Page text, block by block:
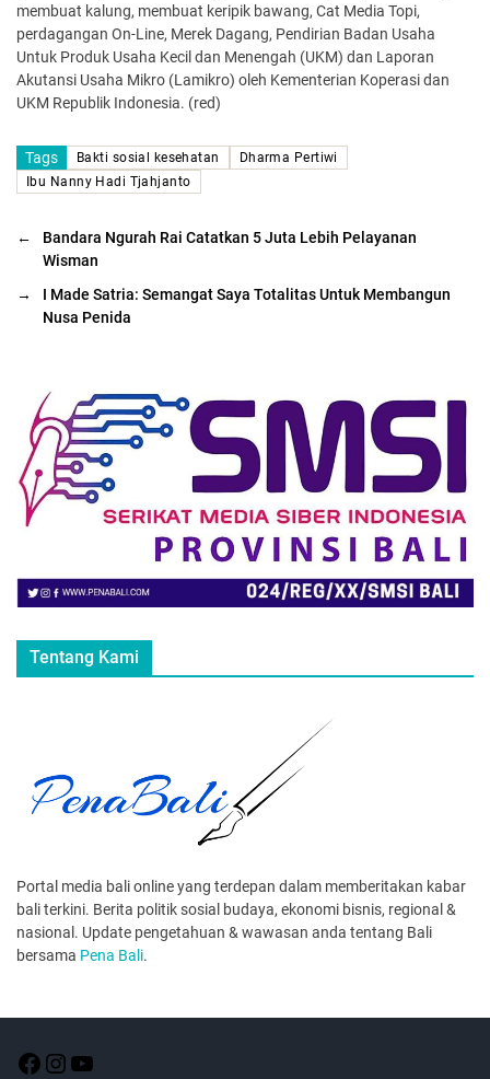
membuat kalung, membuat keripik bawang, Cat Media Topi,
perdagangan On-Line, Merek Dagang, Pendirian Badan Usaha
Untuk Produk Usaha Kecil dan Menengah (UKM) dan Laporan
Akutansi Usaha Mikro (Lamikro) oleh Kementerian Koperasi dan
UKM Republik Indonesia. (red)
Tags Bakti sosial kesehatan
Dharma Pertiwi
Ibu Nanny Hadi Tjahjanto
←
Bandara Ngurah Rai Catatkan 5 Juta Lebih Pelayanan
Wisman
→
I Made Satria: Semangat Saya Totalitas Untuk Membangun
Nusa Penida
Tentang Kami
Portal media bali online yang terdepan dalam memberitakan kabar
bali terkini. Berita politik sosial budaya, ekonomi bisnis, regional &
nasional. Update pengetahuan & wawasan anda tentang Bali
bersama Pena Bali.